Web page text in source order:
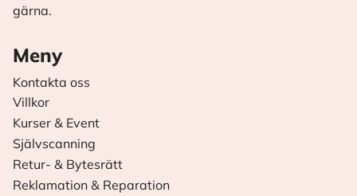
gärna.
Meny
Kontakta oss
Villkor
Kurser & Event
Självscanning
Retur- & Bytesrätt
Reklamation & Reparation